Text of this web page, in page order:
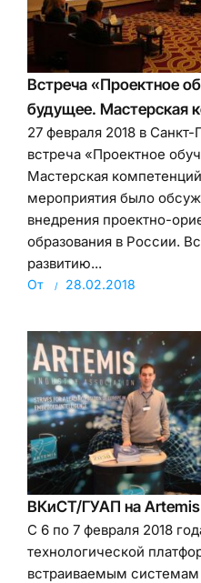
Встреча «Проектное
будущее. Мастерская
27 февраля 2018 в
встреча «Проектное
Мастерская
мероприятия было
внедрения проектно-
образования в России.
развитию...
От 28.02.2018
ВКиСТ/ГУАП на Artemis
С 6 по 7 февраля 2018
технологической
встраиваемым системам